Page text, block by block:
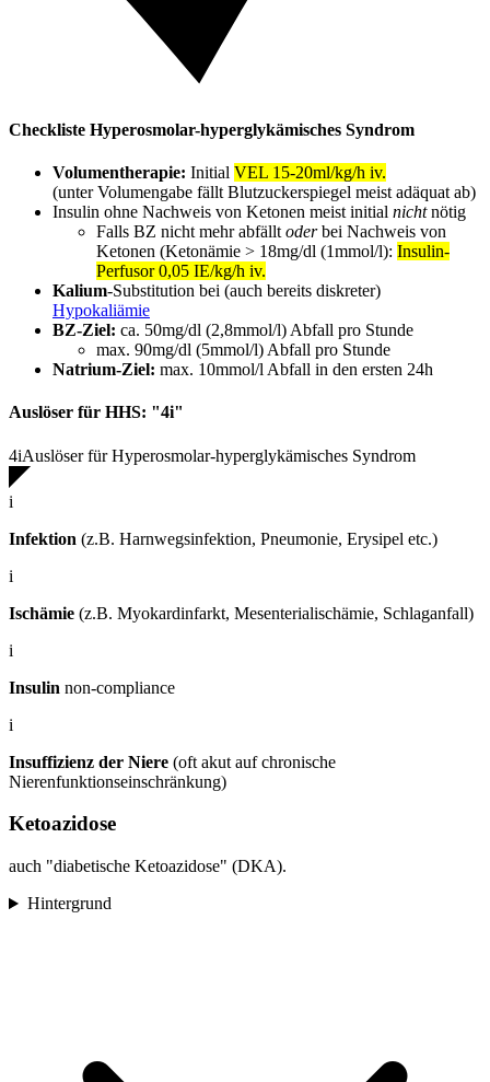
Checkliste Hyperosmolar-hyperglykämisches Syndrom
Volumentherapie: Initial VEL 15-20ml/kg/h iv.
(unter Volumengabe fällt Blutzuckerspiegel meist adäquat ab)
Insulin ohne Nachweis von Ketonen meist initial nichtnötig
Falls BZ nicht mehr abfällt oderbei Nachweis von
Ketonen (Ketonämie > 18mg/dl (1mmol/l): Insulin-
Perfusor 0,05 IE/kg/h iv.
Kalium-Substitution bei (auch bereits diskreter)
Hypokaliämie
BZ-Ziel: ca. 50mg/dl (2,8mmol/l) Abfall pro Stunde
max. 90mg/dl (5mmol/l) Abfall pro Stunde
Natrium-Ziel: max. 10mmol/l Abfall in den ersten 24h
Auslöser für HHS: "4i"
4iAuslöser für Hyperosmolar-hyperglykämisches Syndrom
i
Infektion (z.B. Harnwegsinfektion, Pneumonie, Erysipel etc.)
i
Ischämie (z.B. Myokardinfarkt, Mesenterialischämie, Schlaganfall)
i
Insulin non-compliance
i
Insuffizienz der Niere (oft akut auf chronische
Nierenfunktionseinschränkung)
Ketoazidose
auch "diabetische Ketoazidose" (DKA).
Hintergrund